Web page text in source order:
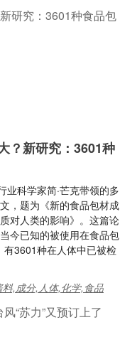
？新研究：3601种
科学家简·芒克带领的多
，题为《新的食品包材成
对人类的影响》。这篇论
今已知的被使用在食品包
3601种在人体中已被检
料,成分,人体,化学,食品